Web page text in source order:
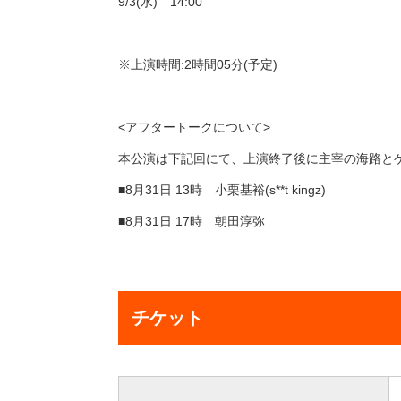
※上演時間:2時間05分(予定)
<アフタートークについて>
本公演は下記回にて、上演終了後に主宰の海路と
■8月31日 13時 小栗基裕(s**t kingz)
■8月31日 17時 朝田淳弥
チケット